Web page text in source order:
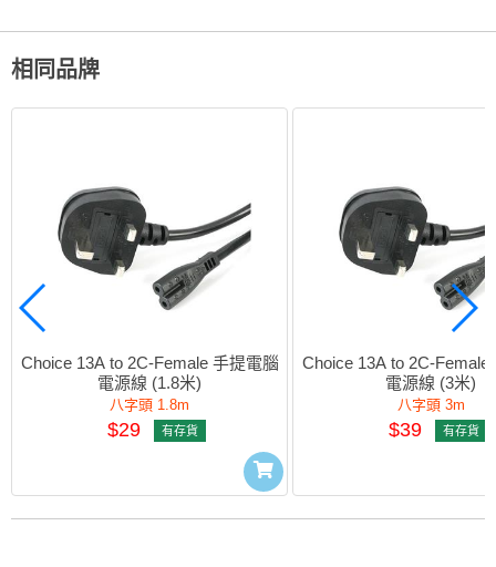
相同品牌
Choice 13A to 2C-Female 手提電腦
電源線 (1.8米)
八字頭 1.8m
$29 有存貨
Choice 13A to 2C-Female
電源線 (3米)
八字頭 3m
$39 有存貨